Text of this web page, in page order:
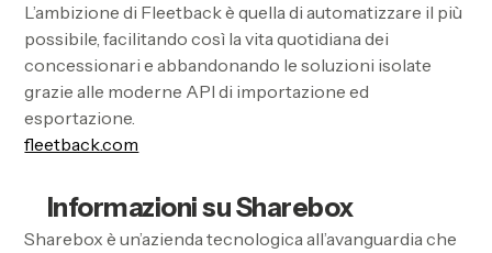
L’ambizione di Fleetback è quella di automatizzare il più
possibile, facilitando così la vita quotidiana dei
concessionari e abbandonando le soluzioni isolate
grazie alle moderne API di importazione ed
esportazione.
fleetback.com
Informazioni su Sharebox
Sharebox è un’azienda tecnologica all’avanguardia che